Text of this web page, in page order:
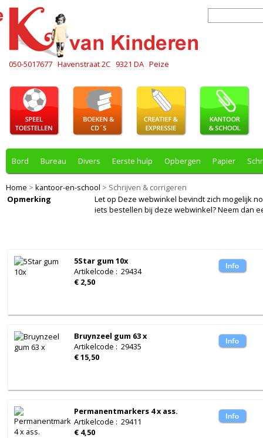
050-5017677 Havenstraat 2C 9321 DA Peize
Bord Bureau Divers Eerste hulp Opbergen Papier
Home > kantoor-en-school > Schrijven & corrigeren
Opmerking
Let op Deze webwinkel bevindt zich mogelijk
iets bestellen bij deze webwinkel? Neem dan
5Star gum 10x
Artikelcode : 29434
€ 2,50
Bruynzeel gum 63 x
Artikelcode : 29435
€ 15,50
Permanentmarkers 4 x ass.
Artikelcode : 29411
€ 4,50